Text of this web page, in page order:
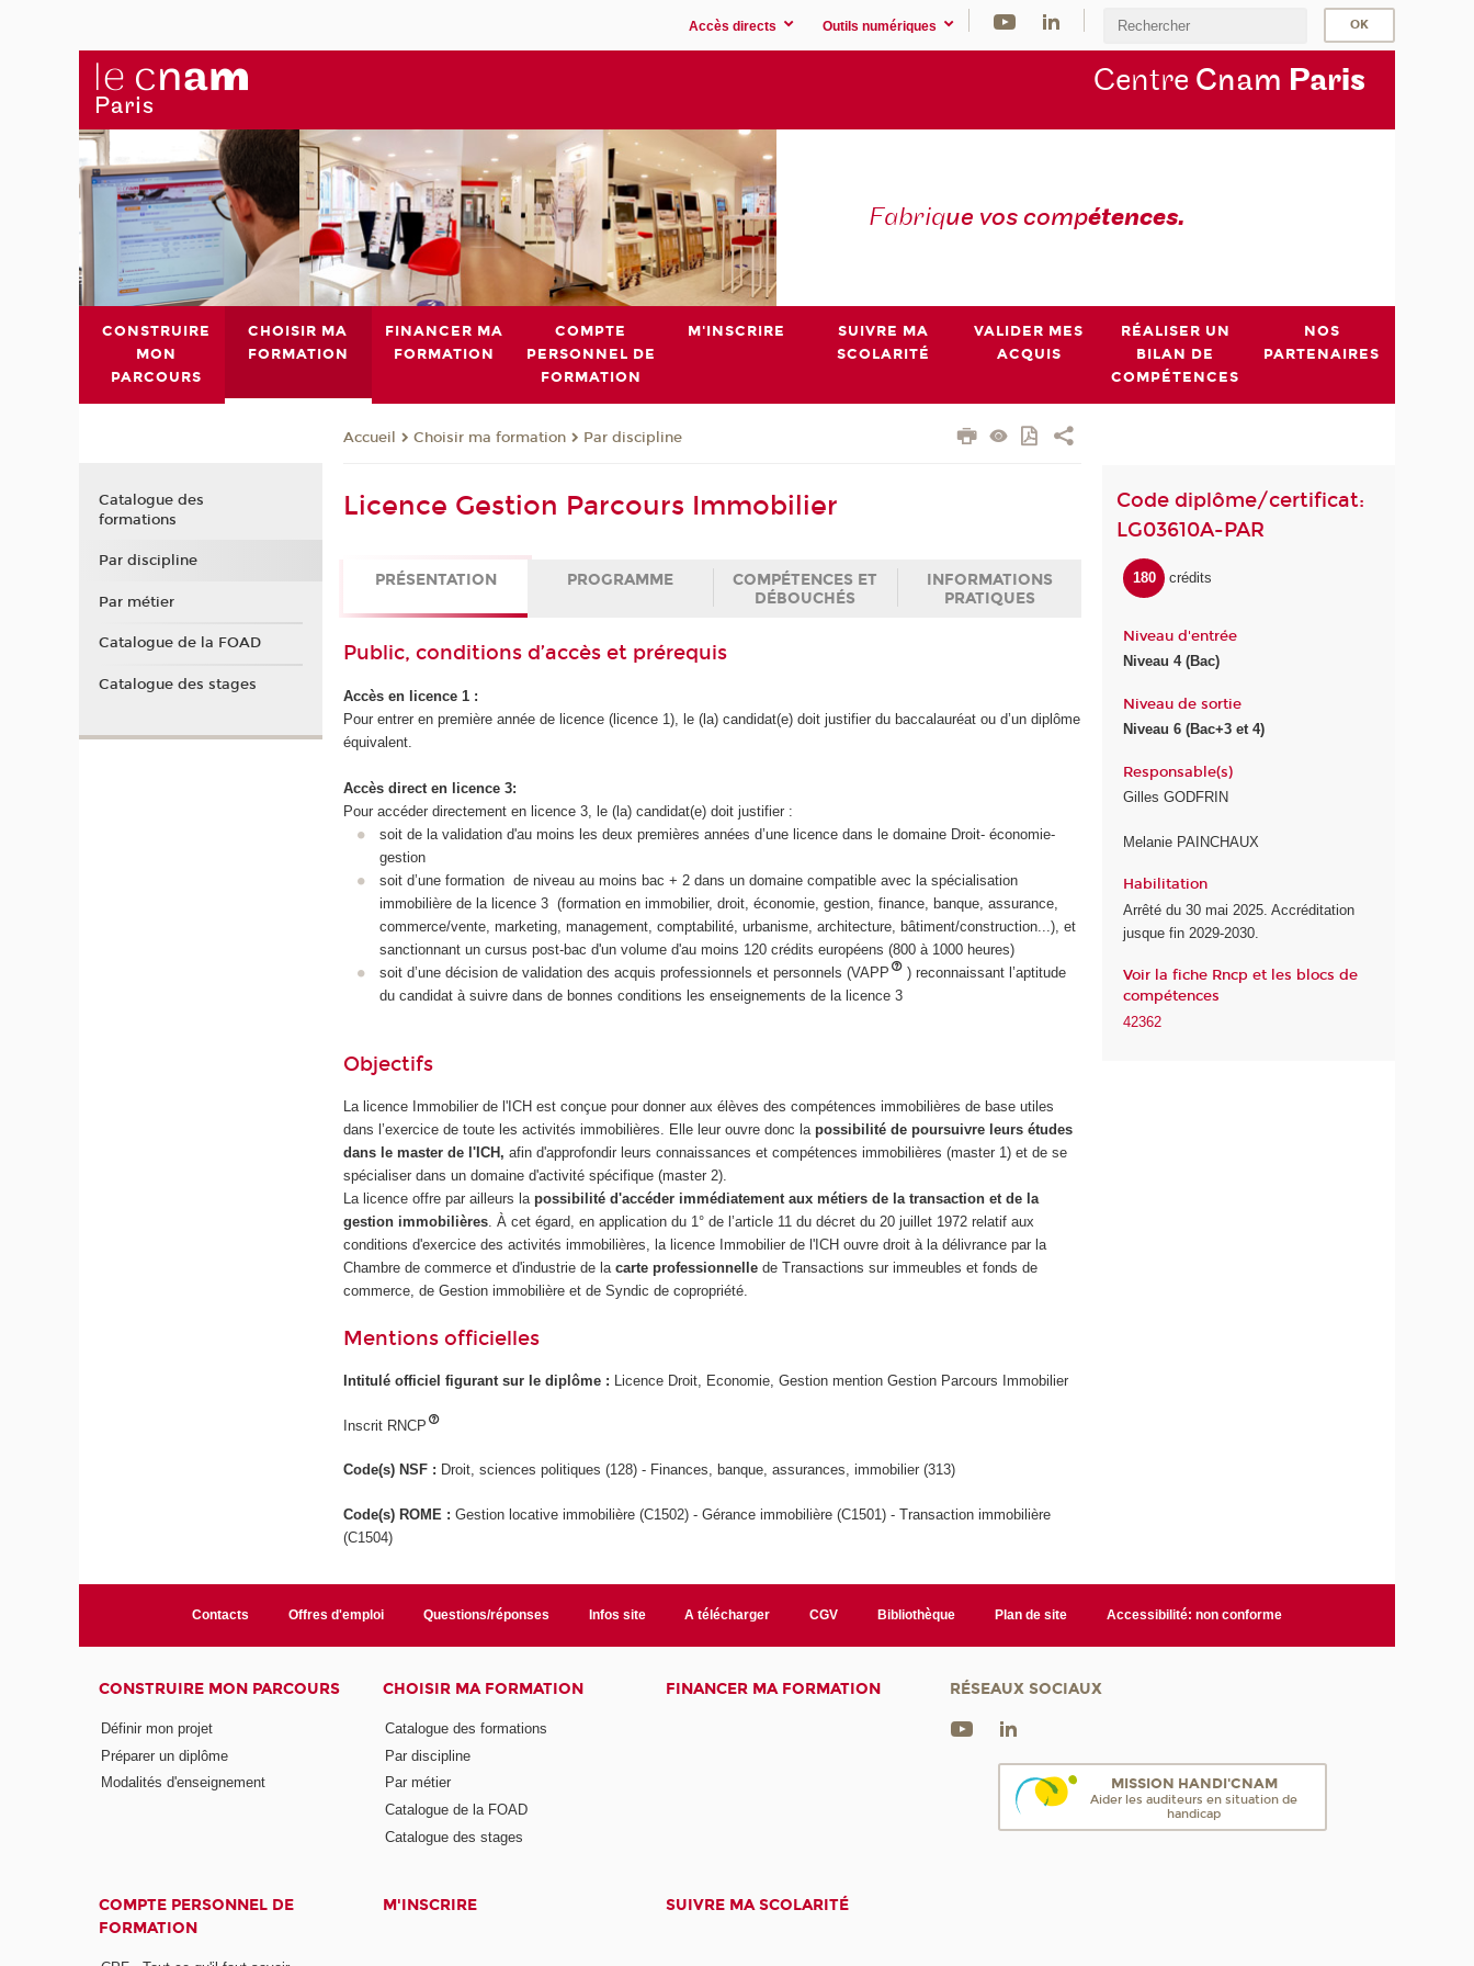
Accès directs Outils numériques
Centre Cnam Paris
Fabrique vos compétences.
CONSTRUIRE
MON
PARCOURS
CHOISIR MA
FORMATION
FINANCER MA
FORMATION
COMPTE
PERSONNEL DE
FORMATION
M'INSCRIRE
SUIVRE MA
SCOLARITÉ
VALIDER MES
ACQUIS
RÉALISER UN
BILAN DE
COMPÉTENCES
NOS
PARTENAIRES
Accueil Choisir ma formation Par discipline
Licence Gestion Parcours Immobilier
PRÉSENTATION PROGRAMME
COMPÉTENCES ET
DÉBOUCHÉS
INFORMATIONS
PRATIQUES
Public, conditions d’accès et prérequis
Accès en licence 1 :
Pour entrer en première année de licence (licence 1), le (la) candidat(e) doit justifier du baccalauréat ou d’un diplôme
équivalent.
Accès direct en licence 3:
Pour accéder directement en licence 3, le (la) candidat(e) doit justifier :
soit de la validation d'au moins les deux premières années d’une licence dans le domaine Droit- économie-
gestion
soit d’une formation de niveau au moins bac + 2 dans un domaine compatible avec la spécialisation
immobilière de la licence 3 (formation en immobilier, droit, économie, gestion, finance, banque, assurance,
commerce/vente, marketing, management, comptabilité, urbanisme, architecture, bâtiment/construction...), et
sanctionnant un cursus post-bac d'un volume d'au moins 120 crédits européens (800 à 1000 heures)
soit d’une décision de validation des acquis professionnels et personnels (VAPP
) reconnaissant l’aptitude
du candidat à suivre dans de bonnes conditions les enseignements de la licence 3
Objectifs
La licence Immobilier de l'ICH est conçue pour donner aux élèves des compétences immobilières de base utiles
dans l’exercice de toute les activités immobilières. Elle leur ouvre donc lapossibilité de poursuivre leurs études
dans le master de l'ICH, afin d'approfondir leurs connaissances et compétences immobilières (master 1) et de se
spécialiser dans un domaine d'activité spécifique (master 2).
La licence offre par ailleurs lapossibilité d'accéder immédiatement aux métiers de la transaction et de la
gestion immobilières. À cet égard, en application du 1° de l’article 11 du décret du 20 juillet 1972 relatif aux
conditions d'exercice des activités immobilières, la licence Immobilier de l'ICH ouvre droit à la délivrance par la
Chambre de commerce et d'industrie de lacarte professionnelle de Transactions sur immeubles et fonds de
commerce, de Gestion immobilière et de Syndic de copropriété.
Mentions officielles
Intitulé officiel figurant sur le diplôme : Licence Droit, Economie, Gestion mention Gestion Parcours Immobilier
Inscrit RNCP
Code(s) NSF : Droit, sciences politiques (128) - Finances, banque, assurances, immobilier (313)
Code(s) ROME :Gestion locative immobilière (C1502) - Gérance immobilière (C1501) - Transaction immobilière
(C1504)
Code diplôme/certificat:
LG03610A-PAR
180 crédits
Niveau d'entrée
Niveau 4 (Bac)
Niveau de sortie
Niveau 6 (Bac+3 et 4)
Responsable(s)
Gilles GODFRIN
Melanie PAINCHAUX
Habilitation
Arrêté du 30 mai 2025. Accréditation
jusque fin 2029-2030.
Voir la fiche Rncp et les blocs de
compétences
42362
Catalogue des
formations
Par discipline
Par métier
Catalogue de la FOAD
Catalogue des stages
Contacts Offres d'emploi Questions/réponses Infos site A télécharger CGV Bibliothèque Plan de site Accessibilité: non conforme
CONSTRUIRE MON PARCOURS
Définir mon projet
Préparer un diplôme
Modalités d'enseignement
CHOISIR MA FORMATION
Catalogue des formations
Par discipline
Par métier
Catalogue de la FOAD
Catalogue des stages
FINANCER MA FORMATION
COMPTE PERSONNEL DE
FORMATION
M'INSCRIRE SUIVRE MA SCOLARITÉ
RÉSEAUX SOCIAUX
MISSION HANDI'CNAM
Aider les auditeurs en situation de
handicap